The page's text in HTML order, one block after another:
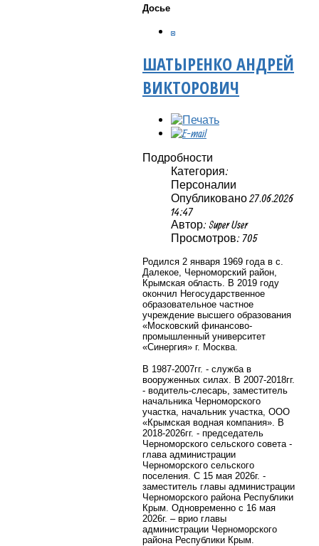
Досье
ШАТЫРЕНКО АНДРЕЙ
ВИКТОРОВИЧ
Подробности
Категория:
Персоналии
Опубликовано 27.06.2026
14:47
Автор: Super User
Просмотров: 705
Родился 2 января 1969 года в с.
Далекое, Черноморский район,
Крымская область. В 2019 году
окончил Негосударственное
образовательное частное
учреждение высшего образования
«Московский финансово-
промышленный университет
«Синергия» г. Москва.
В 1987-2007гг. - служба в
вооруженных силах. В 2007-2018гг.
- водитель-слесарь, заместитель
начальника Черноморского
участка, начальник участка, ООО
«Крымская водная компания». В
2018-2026гг. - председатель
Черноморского сельского совета -
глава администрации
Черноморского сельского
поселения. С 15 мая 2026г. -
заместитель главы администрации
Черноморского района Республики
Крым. Одновременно с 16 мая
2026г. – врио главы
администрации Черноморского
района Республики Крым.